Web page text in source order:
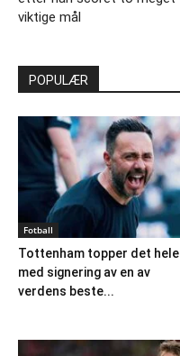
viktige mål
POPULÆR
Fotball
Tottenham topper det hele
med signering av en av
verdens beste...